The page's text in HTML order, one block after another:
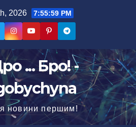
2026 7:56:00 PM
... Бро! -
новини першим!